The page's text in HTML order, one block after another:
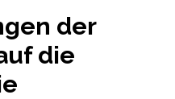
der
die